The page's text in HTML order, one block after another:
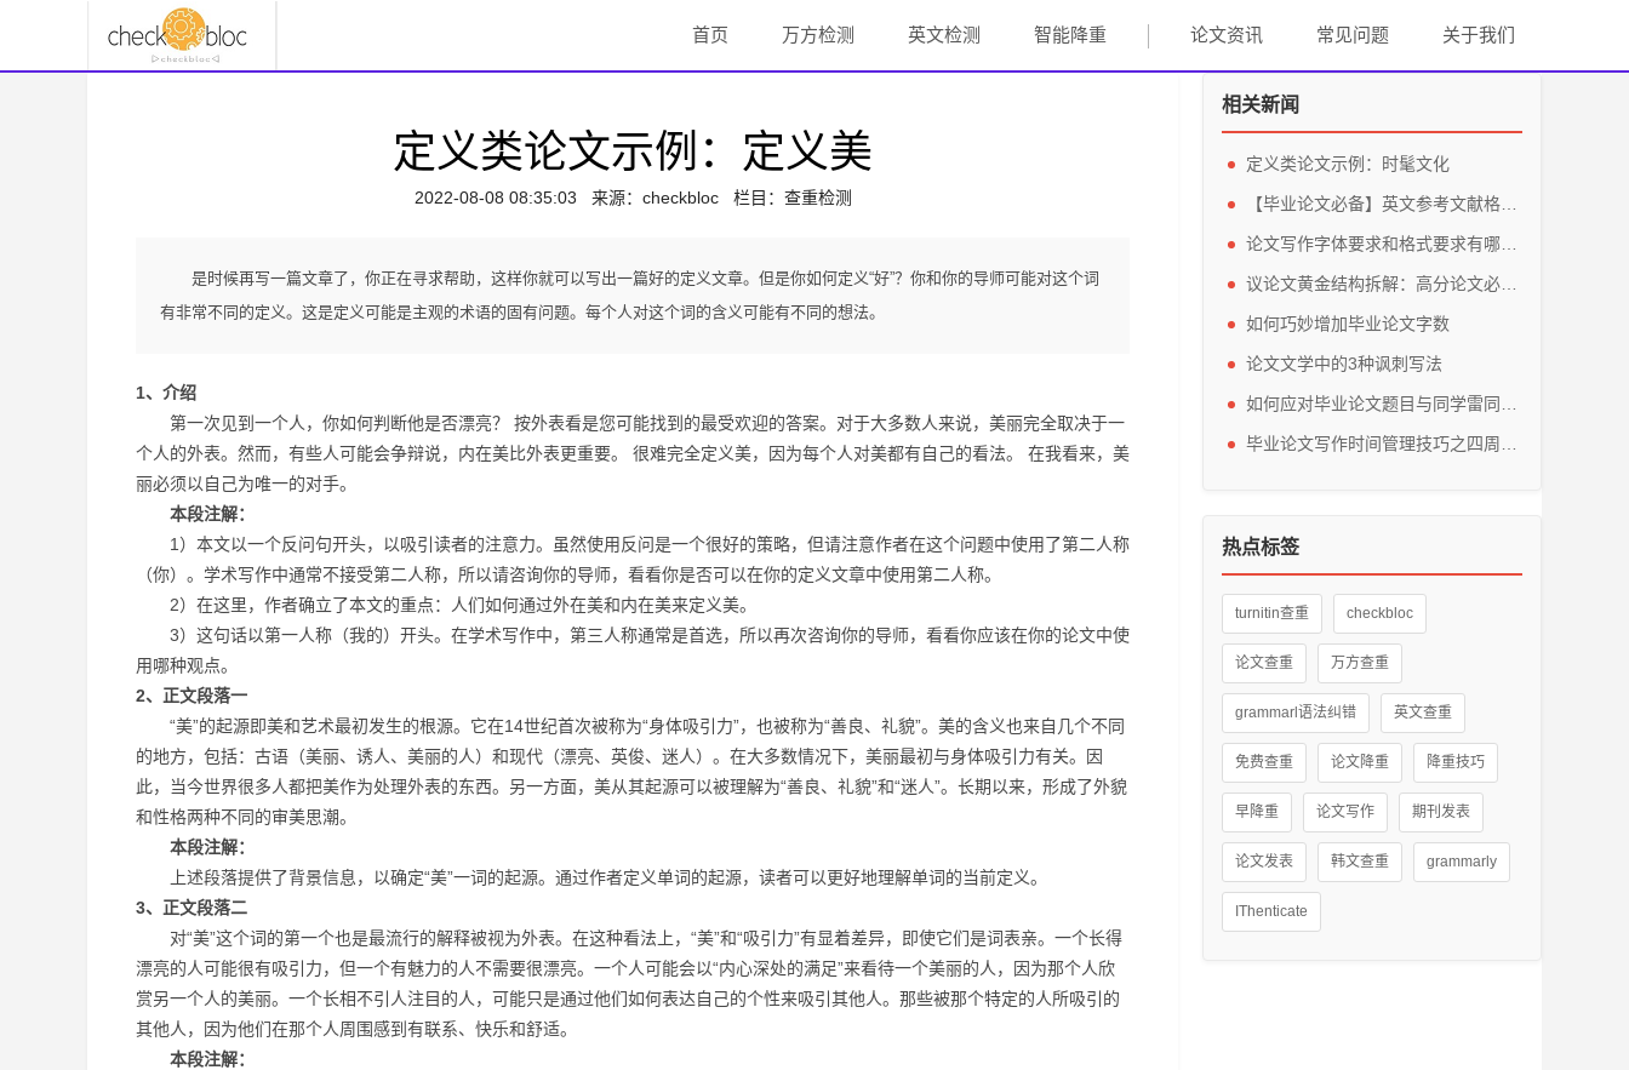
首页 万方检测 英文检测 智能降重 论文资讯 常见问题 关于我们
定义类论文示例：定义美
2022-08-08 08:35:03 来源： checkbloc栏目：查重检测
是时候再写一篇文章了，你正在寻求帮助，这样你就可以写出一篇好的定义文章。但是你如何定义“好”？你和你的导师可能对这个词
有非常不同的定义。这是定义可能是主观的术语的固有问题。每个人对这个词的含义可能有不同的想法。
1、介绍
第一次见到一个人，你如何判断他是否漂亮？ 按外表看是您可能找到的最受欢迎的答案。对于大多数人来说，美丽完全取决于一
个人的外表。然而，有些人可能会争辩说，内在美比外表更重要。 很难完全定义美，因为每个人对美都有自己的看法。 在我看来，美
丽必须以自己为唯一的对手。
本段注解：
1）本文以一个反问句开头，以吸引读者的注意力。虽然使用反问是一个很好的策略，但请注意作者在这个问题中使用了第二人称
（你）。学术写作中通常不接受第二人称，所以请咨询你的导师，看看你是否可以在你的定义文章中使用第二人称。
2）在这里，作者确立了本文的重点：人们如何通过外在美和内在美来定义美。
3）这句话以第一人称（我的）开头。在学术写作中，第三人称通常是首选，所以再次咨询你的导师，看看你应该在你的论文中使
用哪种观点。
2、正文段落一
“美”的起源即美和艺术最初发生的根源。它在14世纪首次被称为“身体吸引力”，也被称为“善良、礼貌”。美的含义也来自几个不同
的地方，包括：古语（美丽、诱人、美丽的人）和现代（漂亮、英俊、迷人）。在大多数情况下，美丽最初与身体吸引力有关。因
此，当今世界很多人都把美作为处理外表的东西。另一方面，美从其起源可以被理解为“善良、礼貌”和“迷人”。长期以来，形成了外貌
和性格两种不同的审美思潮。
本段注解：
上述段落提供了背景信息，以确定“美”一词的起源。通过作者定义单词的起源，读者可以更好地理解单词的当前定义。
3、正文段落二
对“美”这个词的第一个也是最流行的解释被视为外表。在这种看法上，“美”和“吸引力”有显着差异，即使它们是词表亲。一个长得
漂亮的人可能很有吸引力，但一个有魅力的人不需要很漂亮。一个人可能会以“内心深处的满足”来看待一个美丽的人，因为那个人欣
赏另一个人的美丽。一个长相不引人注目的人，可能只是通过他们如何表达自己的个性来吸引其他人。那些被那个特定的人所吸引的
其他人，因为他们在那个人周围感到有联系、快乐和舒适。
本段注解：
相关新闻
定义类论文示例：时髦文化
如何巧妙增加毕业论文字数
论文文学中的3种讽刺写法
热点标签
turnitin查重 checkbloc
论文查重 万方查重
grammarl语法纠错 英文查重
免费查重 论文降重 降重技巧
早降重 论文写作 期刊发表
论文发表 韩文查重 grammarly
IThenticate